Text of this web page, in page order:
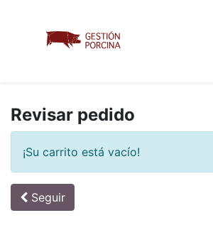
Revisar pedido
¡Su carrito está vacío!
Seguir